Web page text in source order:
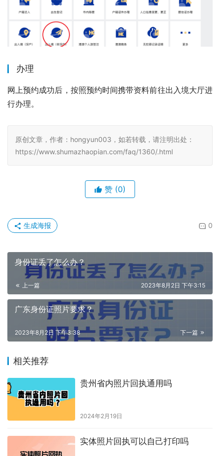
办理
网上预约成功后，按照预约时间携带资料前往出入境大厅进
行办理。
原创文章，作者：hongyun003，如若转载，请注明出处：
https://www.shumazhaopian.com/faq/1360/.html
赞 (0)
0
生成海报
身份证丢了怎么办？
上一篇 2023年8月2日 下午3:15
广东身份证照片要求？
下一篇
2023年8月2日 下午3:38
相关推荐
贵州省内照片回执通用吗
2024年2月19日
实体照片回执可以自己打印吗